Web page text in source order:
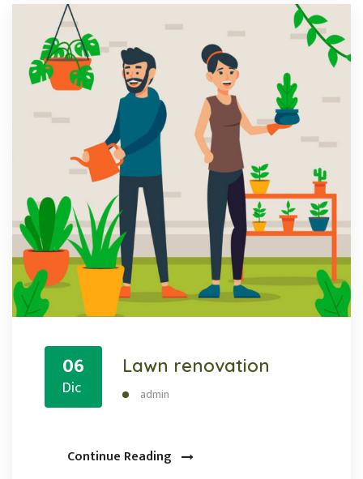
06
Dic
Lawn renovation
admin
Continue Reading